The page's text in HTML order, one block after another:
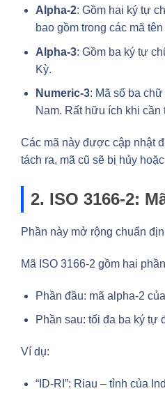
Alpha-2: Gồm hai ký tự
bao gồm trong các mã tên
Alpha-3: Gồm ba ký tự
Kỳ.
Numeric-3: Mã số ba
Nam. Rất hữu ích khi
Các mã này được cập nhật
tách ra, mã cũ sẽ bị hủy
2. ISO 3166-2:
Phần này mở rộng chuẩn
Mã ISO 3166-2 gồm hai
Phần đầu: mã alpha-2
Phần sau: tối đa ba ký tự
Ví dụ:
“ID-RI”: Riau – tỉnh của